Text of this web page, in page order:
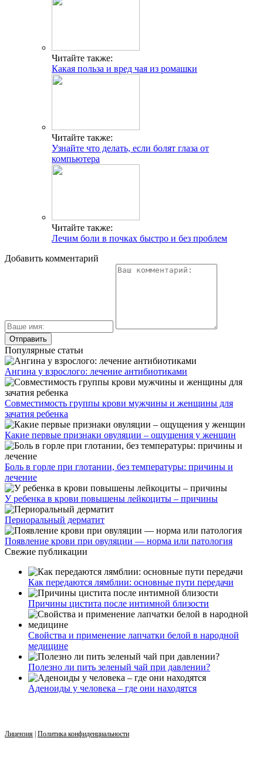
Читайте также:
Какая польза и вред чая из ромашки
Читайте также:
Узнайте что делать, если болят глаза от
компьютера
Читайте также:
Лечим боли в почках быстро и без проблем
Добавить комментарий
Популярные статьи
Ангина у взрослого: лечение антибиотиками
Совместимость группы крови мужчины и женщины для
зачатия ребенка
Какие первые признаки овуляции – ощущения у женщин
Боль в горле при глотании, без температуры: причины и
лечение
У ребенка в крови повышены лейкоциты – причины
Периоральный дерматит
Появление крови при овуляции — норма или патология
Свежие публикации
Как передаются лямблии: основные пути передачи
Причины цистита после интимной близости
Свойства и применение лапчатки белой в народной
медицине
Полезно ли пить зеленый чай при давлении?
Аденоиды у человека – где они находятся
Лицензия Политика конфиденциальности